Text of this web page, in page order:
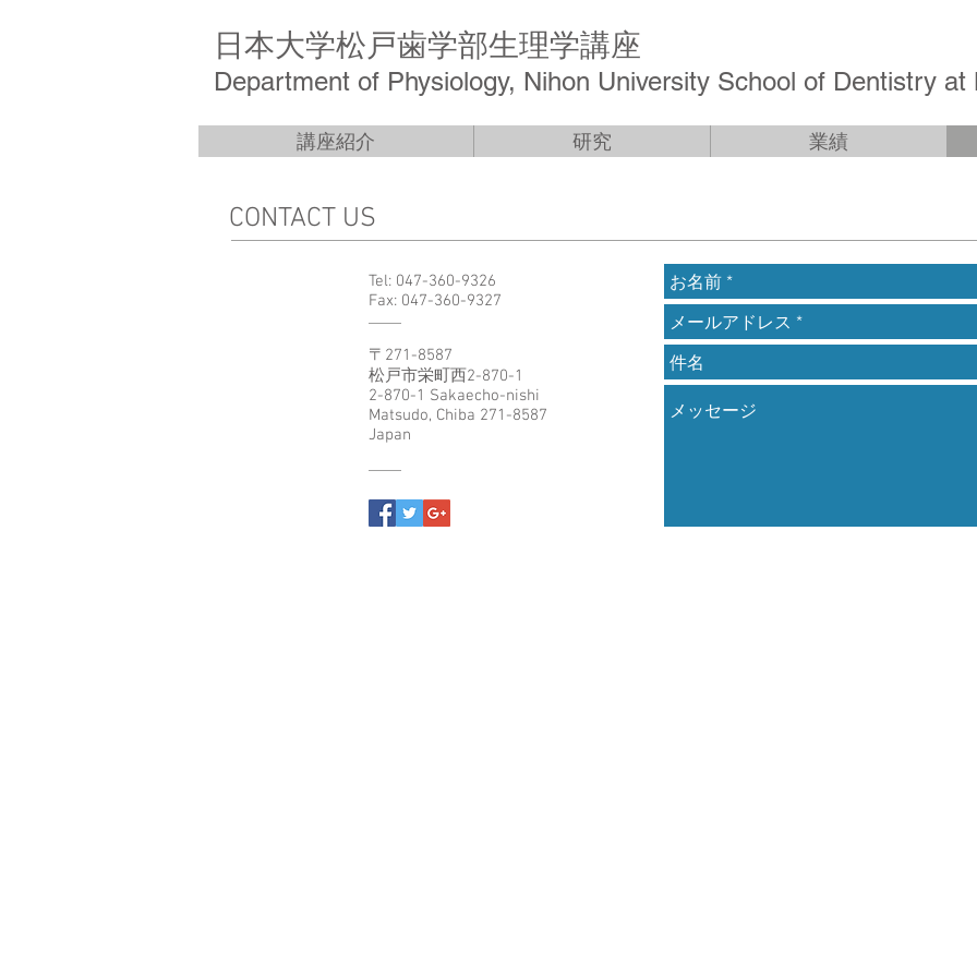
日本大学松戸歯学部生理学講座
Department of Physiology, Nihon University School of Dentistry at
講座紹介 研究 業績
CONTACT US
Tel: 047-360-9326
Fax: 047-360-9327
〒271-8587
松戸市栄町西2-870-1
2-870-1 Sakaecho-nishi
Matsudo, Chiba 271-8587
Japan